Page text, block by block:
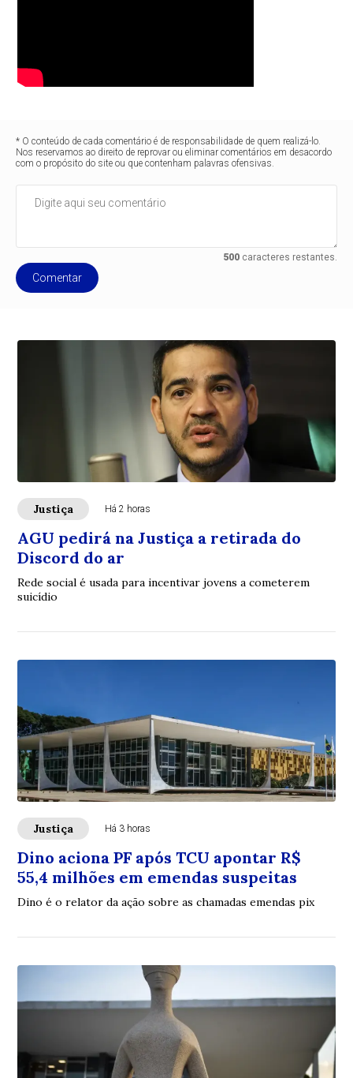
* O conteúdo de cada comentário é de responsabilidade de quem realizá-lo.
Nos reservamos ao direito de reprovar ou eliminar comentários em desacordo
com o propósito do site ou que contenham palavras ofensivas.
500caracteres restantes.
Comentar
Justiça Há 2 horas
AGU pedirá na Justiça a retirada do
Discord do ar
Rede social é usada para incentivar jovens a cometerem
suicídio
Justiça Há 3 horas
Dino aciona PF após TCU apontar R$
55,4 milhões em emendas suspeitas
Dino é o relator da ação sobre as chamadas emendas pix